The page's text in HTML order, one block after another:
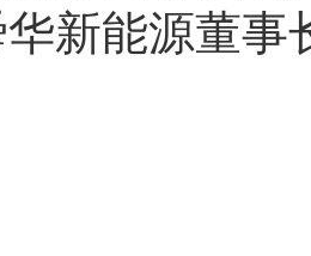
新能源董事